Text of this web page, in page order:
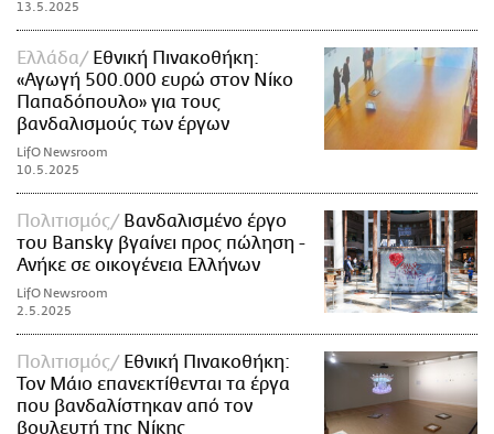
13.5.2025
Ελλάδα
Εθνική Πινακοθήκη:
«Αγωγή 500.000 ευρώ στον Νίκο
Παπαδόπουλο» για τους
βανδαλισμούς των έργων
LifO Newsroom
10.5.2025
Πολιτισμός
Bανδαλισμένο έργο
του Bansky βγαίνει προς πώληση -
Ανήκε σε οικογένεια Ελλήνων
LifO Newsroom
2.5.2025
Πολιτισμός
Εθνική Πινακοθήκη:
Τον Μάιο επανεκτίθενται τα έργα
που βανδαλίστηκαν από τον
βουλευτή της Νίκης